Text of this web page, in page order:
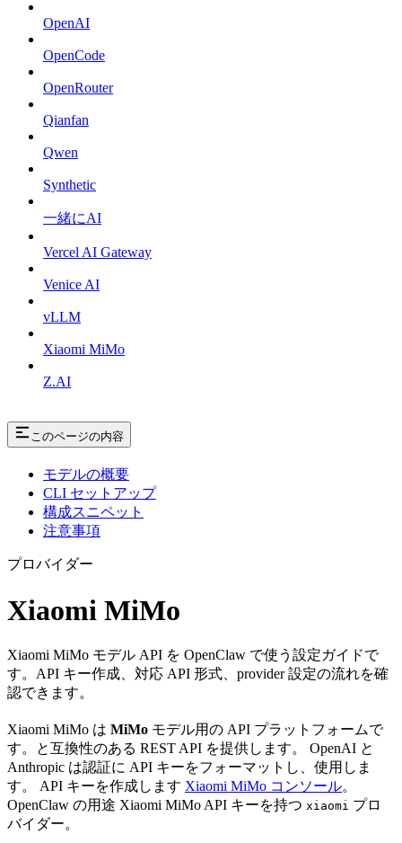
OpenAI
OpenCode
OpenRouter
Qianfan
Qwen
Synthetic
一緒にAI
Vercel AI Gateway
Venice AI
vLLM
Xiaomi MiMo
Z.AI
このページの内容
モデルの概要
CLI セットアップ
構成スニペット
注意事項
プロバイダー
Xiaomi MiMo
Xiaomi MiMo モデル API を OpenClaw で使う設定ガイドで
す。API キー作成、対応 API 形式、provider 設定の流れを確
認できます。
Xiaomi MiMo は MiMo モデル用の API プラットフォームで
す。と互換性のある REST API を提供します。 OpenAI と
Anthropic は認証に API キーをフォーマットし、使用しま
す。 API キーを作成します Xiaomi MiMo コンソール。
OpenClaw の用途 Xiaomi MiMo API キーを持つ xiaomi プロ
バイダー。